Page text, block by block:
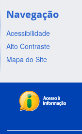
Navegação
Acessibilidade
Alto Contraste
Mapa do Site